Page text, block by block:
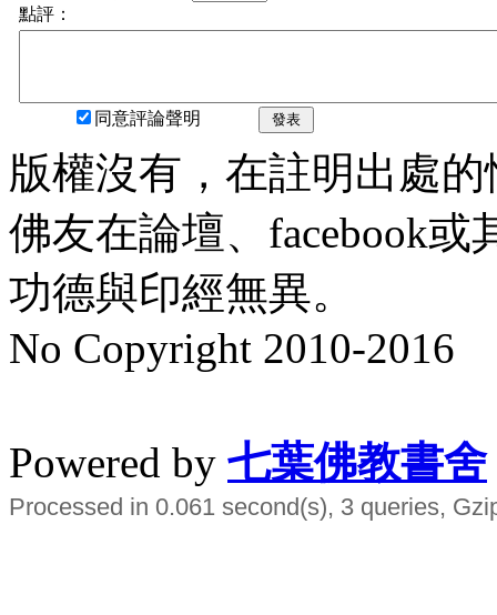
點評：
同意評論聲明 發表
版權沒有，在註明出處
佛友在論壇、facebook
功德與印經無異。
No Copyright 2010-2016
Powered by 七葉佛教書舍
Processed in 0.061 second(s), 3 queries,